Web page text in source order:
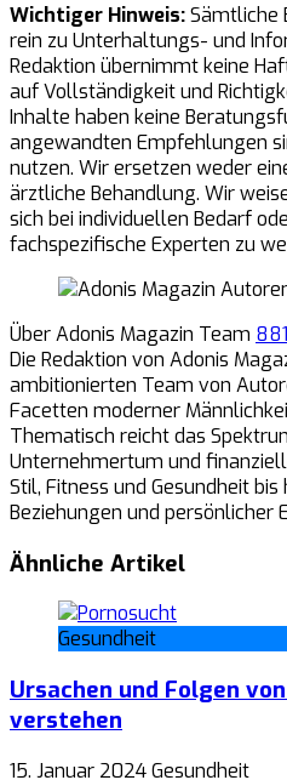
Wichtiger Hinweis:Sämtliche
rein zu Unterhaltungs- und
Redaktion übernimmt keine
auf Vollständigkeit und
Inhalte haben keine
angewandten Empfehlungen
nutzen. Wir ersetzen weder
ärztliche Behandlung. Wir
sich bei individuellen Bedarf
fachspezifische Experten zu
Über Adonis Magazin Team
Die Redaktion von Adonis
ambitionierten Team von
Facetten moderner
Thematisch reicht das
Unternehmertum und
Stil, Fitness und Gesundheit bis
Beziehungen und persönlicher
Ähnliche Artikel
Gesundheit
Ursachen und Folgen
verstehen
15. Januar 2024Gesundheit